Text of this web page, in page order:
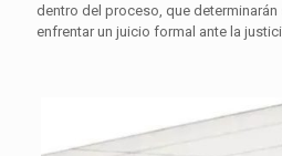
dentro del proceso, que determinarán
enfrentar un juicio formal ante la